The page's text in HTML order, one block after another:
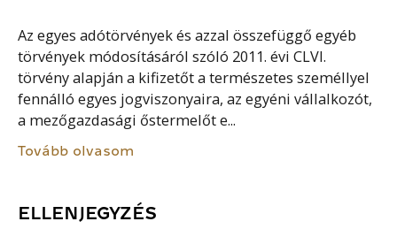
Az egyes adótörvények és azzal összefüggő egyéb
törvények módosításáról szóló 2011. évi CLVI.
törvény alapján a kifizetőt a természetes személlyel
fennálló egyes jogviszonyaira, az egyéni vállalkozót,
a mezőgazdasági őstermelőt e...
Tovább olvasom
ELLENJEGYZÉS